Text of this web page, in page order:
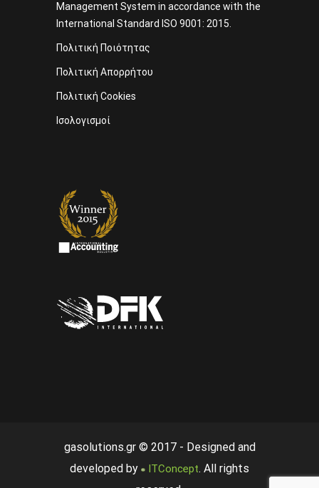
Management System in accordance with the
International Standard ISO 9001: 2015.
Πολιτική Ποιότητας
Πολιτική Απορρήτου
Πολιτική Cookies
Ισολογισμοί
gasolutions.gr © 2017 - Designed and
developed by ITConcept. All rights